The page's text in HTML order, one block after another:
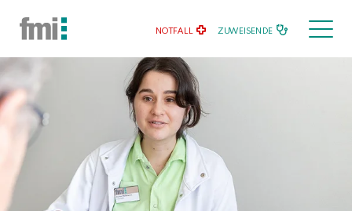
NOTFALL ZUWEISENDE